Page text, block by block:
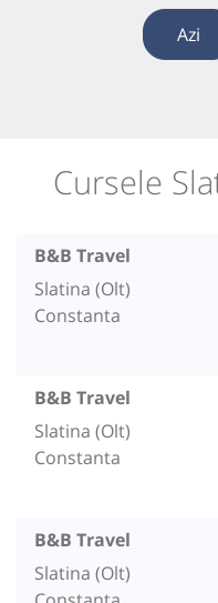
Azi
Cursele
B&B Travel
Slatina (Olt)
Constanta
B&B Travel
Slatina (Olt)
Constanta
B&B Travel
Slatina (Olt)